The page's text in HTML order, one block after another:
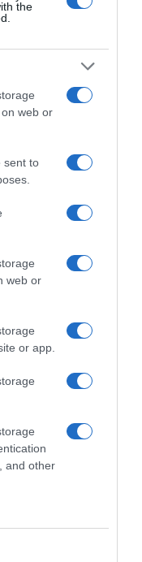
the
web or
sent to
web or
or app.
and other
dos hotéis
Madeira com